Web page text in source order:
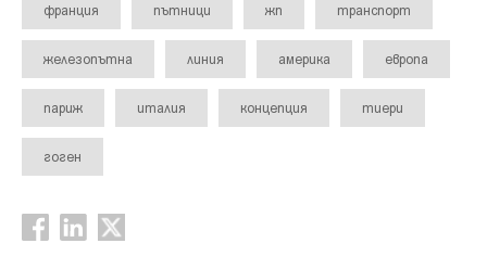
франция пътници жп транспорт
железопътна линия америка европа
париж италия концепция тиери
гоген